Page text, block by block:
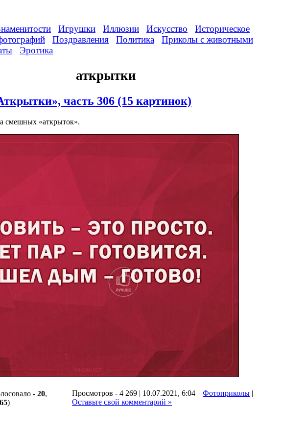
Игрушки Иллюзии Искусство
Историческое
Поздравления Политика
Приколы с животными
Эротика
аткрытки
часть 306 (15 картинок)
смешных «аткрыток».
- 20,
)
Просмотров - 4 269 | 10.07.2021, 6:04 | Фотоприколы |
Оставьте свой комментарий »